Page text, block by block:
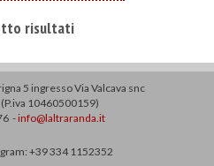
risultati
5 ingresso Via Valcava snc
10460500159)
-info@laltraranda.it
+39 334 1152352